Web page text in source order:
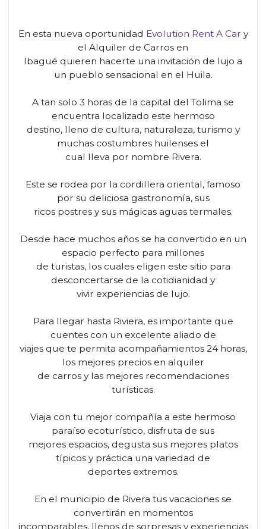
En esta nueva oportunidad Evolution Rent A Car y
el Alquiler de Carros en
Ibagué quieren hacerte una invitación de lujo a
un pueblo sensacional en el Huila.
A tan solo 3 horas de la capital del Tolima se
encuentra localizado este hermoso
destino, lleno de cultura, naturaleza, turismo y
muchas costumbres huilenses el
cual lleva por nombre Rivera.
Este se rodea por la cordillera oriental, famoso
por su deliciosa gastronomía, sus
ricos postres y sus mágicas aguas termales.
Desde hace muchos años se ha convertido en un
espacio perfecto para millones
de turistas, los cuales eligen este sitio para
desconcertarse de la cotidianidad y
vivir experiencias de lujo.
Para llegar hasta Riviera, es importante que
cuentes con un excelente aliado de
viajes que te permita acompañamientos 24 horas,
los mejores precios en alquiler
de carros y las mejores recomendaciones
turísticas.
Viaja con tu mejor compañía a este hermoso
paraíso ecoturístico, disfruta de sus
mejores espacios, degusta sus mejores platos
típicos y práctica una variedad de
deportes extremos.
En el municipio de Rivera tus vacaciones se
convertirán en momentos
incomparables, llenos de sorpresas y experiencias